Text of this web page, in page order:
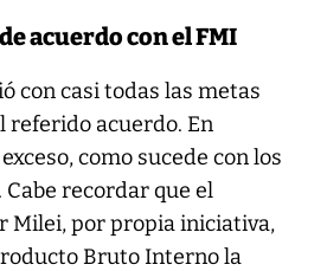
acuerdo con el FMI
con casi todas las metas
referido acuerdo. En
como sucede con los
recordar que el
Milei, por propia iniciativa,
Bruto Interno la